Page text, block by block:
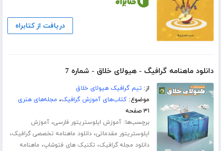
دریافت از کتابراه
دانلود ماهنامه گرافیگ - هیولای خلاق - شماره 7
از:تیم گرافیک هیولای خلاق
موضوع:کتاب‌های آموزش گرافیک، مجله‌های هنری
۳۱ صفحه
برچسب‌ها:آموزش ایلوستریتور فارسی،آموزش
ایلوستریتور مقدماتی،دانلود ماهنامه تخصصی گرافیک،
دانلود مجله گرافیک، تکنیک های فتوشاپ، ماهنامه